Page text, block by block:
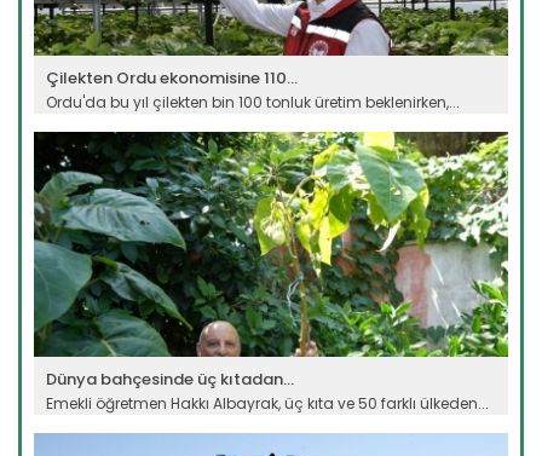
Çilekten Ordu ekonomisine 110...
Ordu'da bu yıl çilekten bin 100 tonluk üretim beklenirken,...
Devamını Oku ->
Dünya bahçesinde üç kıtadan...
Emekli öğretmen Hakkı Albayrak, üç kıta ve 50 farklı ülkeden...
Devamını Oku ->